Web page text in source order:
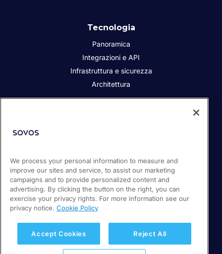
Tecnologia
Panoramica
Integrazioni e API
Infrastruttura e sicurezza
Architettura
i Partner
Sala stampa
Lavora con noi
We process your personal information to measure and
improve our sites and service, to assist our marketing
campaigns and to provide personalized content and
advertising. By clicking the button on the right, you can
exercise your privacy rights. For more information see our
privacy notice. Cookie Policy
Accept Cookies Reject All